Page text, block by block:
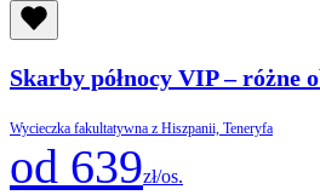
Skarby północy VIP – różne
Wycieczka fakultatywna z Hiszpanii, Teneryfa
od 639zł/os.